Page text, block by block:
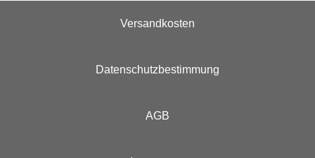
Versandkosten
Datenschutzbestimmung
AGB